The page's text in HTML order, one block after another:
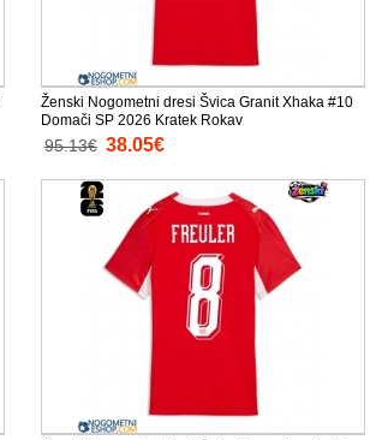
Ženski Nogometni dresi Švica Granit Xhaka #10
Domači SP 2026 Kratek Rokav
95.13€ 38.05€